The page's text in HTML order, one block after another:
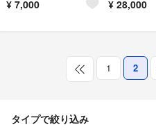
¥ 7,000 ¥ 28,000
1 2
タイプで絞り込み